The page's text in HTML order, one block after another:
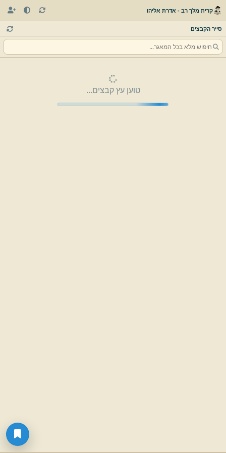
קרית מלך רב - אדרת אליהו
סייר הקבצים
טוען עץ קבצים...